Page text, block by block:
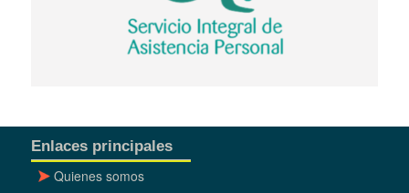
Enlaces principales
Quienes somos